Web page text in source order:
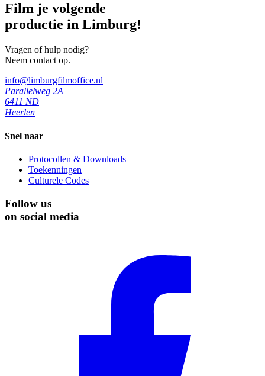
Film je volgende
productie in Limburg!
Vragen of hulp nodig?
Neem contact op.
info@limburgfilmoffice.nl
Parallelweg 2A
6411 ND
Heerlen
Snel naar
Protocollen & Downloads
Toekenningen
Culturele Codes
Follow us
on social media